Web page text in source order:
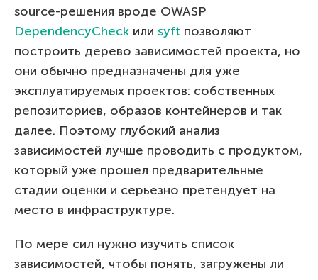
source-решения вроде OWASP
DependencyCheck или syft позволяют
построить дерево зависимостей проекта, но
они обычно предназначены для уже
эксплуатируемых проектов: собственных
репозиториев, образов контейнеров и так
далее. Поэтому глубокий анализ
зависимостей лучше проводить с продуктом,
который уже прошел предварительные
стадии оценки и серьезно претендует на
место в инфраструктуре.
По мере сил нужно изучить список
зависимостей, чтобы понять, загружены ли